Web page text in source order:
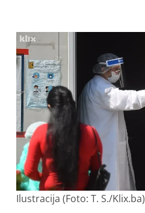
Ilustracija (Foto: T. S./Klix.ba)